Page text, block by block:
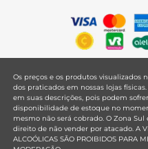
Os preços e os produtos visualizados
dos praticados em nossas lojas
em suas descrições, pois podem
disponibilidade de estoque no
mesmo não será cobrado. O Zona
direito de não vender por atacado. A
ALCOÓLICAS SÃO PROIBIDOS PARA